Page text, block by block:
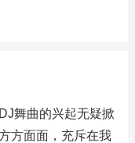
舞曲的兴起无疑掀
方面面，充斥在我